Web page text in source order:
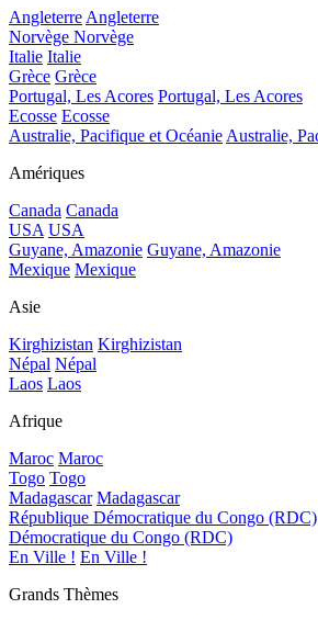
Angleterre Angleterre
Norvège Norvège
Italie Italie
Grèce Grèce
Portugal, Les Acores Portugal, Les Acores
Ecosse Ecosse
Australie, Pacifique et Océanie Australie,
Amériques
Canada Canada
USA USA
Guyane, Amazonie Guyane, Amazonie
Mexique Mexique
Asie
Kirghizistan Kirghizistan
Népal Népal
Laos Laos
Afrique
Maroc Maroc
Togo Togo
Madagascar Madagascar
République Démocratique du Congo (RDC)
Démocratique du Congo (RDC)
En Ville ! En Ville !
Grands Thèmes